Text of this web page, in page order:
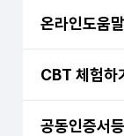
온라인도움말
CBT 체험하
공동인증서